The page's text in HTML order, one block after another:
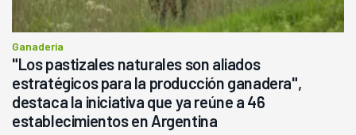
Ganadería
"Los pastizales naturales son aliados
estratégicos para la producción ganadera",
destaca la iniciativa que ya reúne a 46
establecimientos en Argentina